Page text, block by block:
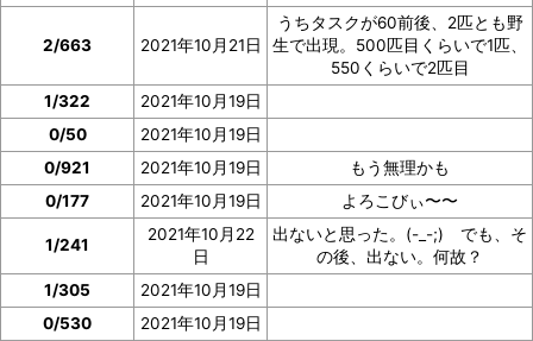
2/663 2021年10月21日
うちタスクが60前後、2匹とも野
生で出現。500匹目くらいで1匹、
550くらいで2匹目
1/322
2021年10月19日
0/50
2021年10月19日
0/921
2021年10月19日
もう無理かも
0/177
2021年10月19日 よろこびぃ〜〜
1/241
2021年10月22
日
出ないと思った。(-_-;) でも、そ
の後、出ない。何故？
1/305
2021年10月19日
0/530
2021年10月19日